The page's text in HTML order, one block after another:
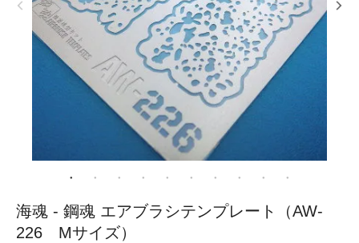
海魂 - 鋼魂 エアブラシテンプレート（AW-
226 Mサイズ）